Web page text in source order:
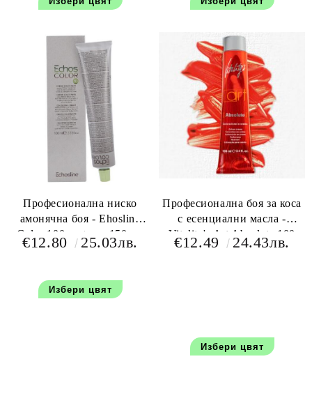
Професионална ниско
амонячна боя - Ehosline
Color 100 мл+oxy 150 мл
€12.80 25.03лв.
Избери цвят
Професионална боя за коса
с есенциални масла -
Vitality's Art Absolute 100
мл+150 мл оксидант
€12.49 24.43лв.
Избери цвят